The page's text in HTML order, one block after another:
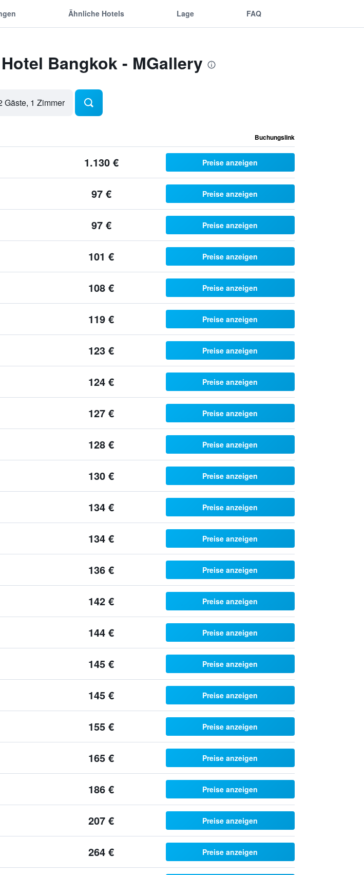
Ähnliche Hotels Lage FAQ
Bangkok - MGallery
Gäste, 1 Zimmer
Buchungslink
1.130 € Preise anzeigen
97 € Preise anzeigen
97 € Preise anzeigen
101 € Preise anzeigen
108 € Preise anzeigen
119 € Preise anzeigen
123 € Preise anzeigen
124 € Preise anzeigen
127 € Preise anzeigen
128 € Preise anzeigen
130 € Preise anzeigen
134 € Preise anzeigen
134 € Preise anzeigen
136 € Preise anzeigen
142 € Preise anzeigen
144 € Preise anzeigen
145 € Preise anzeigen
145 € Preise anzeigen
155 € Preise anzeigen
165 € Preise anzeigen
186 € Preise anzeigen
207 € Preise anzeigen
264 € Preise anzeigen